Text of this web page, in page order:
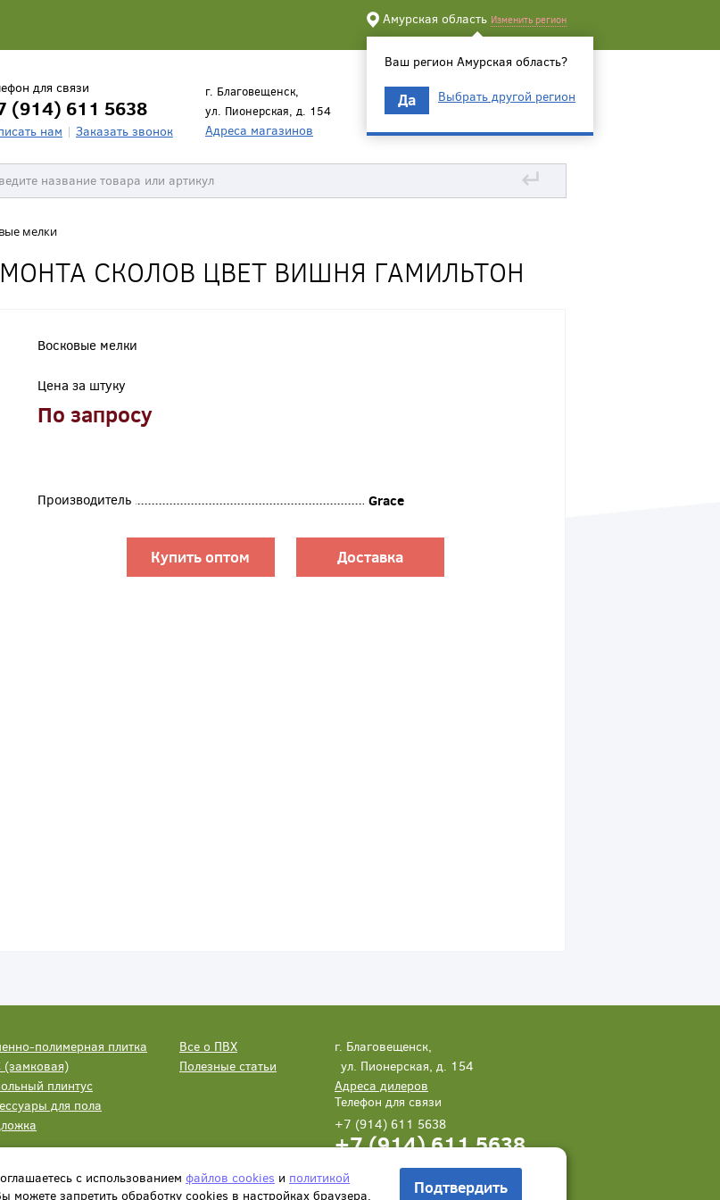
Амурская область Изменить регион
Ваш регион Амурская область?
Да Выбрать другой регион
для связи
(914) 611 5638
нам Заказать звонок
г. Благовещенск,
ул. Пионерская, д. 154
Адреса магазинов
↵
мелки
СКОЛОВ ЦВЕТ ВИШНЯ ГАМИЛЬТОН
Восковые мелки
Цена за штуку
По запросу
Производитель Grace
Купить оптом Доставка
полимерная плитка
(замковая)
плинтус
для пола
Все о ПВХ
Полезные статьи
г. Благовещенск,
ул. Пионерская, д. 154
Адреса дилеров
Телефон для связи
+7 (914) 611 5638
+7 (914) 611 5638
Написать нам Заказать звонок
с использованием файлов cookies и политикой
можете запретить обработку сookies в настройках браузера. Подтвердить